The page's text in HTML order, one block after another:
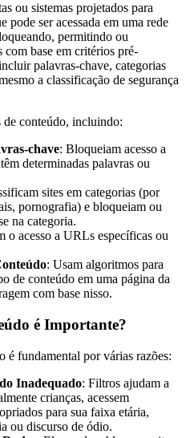
ou sistemas projetados para
ser acessada em uma rede
permitindo ou
com base em critérios pré-
palavras-chave, categorias
a classificação de segurança
conteúdo, incluindo:
chave: Bloqueiam acesso a
determinadas palavras ou
sites em categorias (por
pornografia) e bloqueiam ou
na categoria.
o acesso a URLs específicas ou
: Usam algoritmos para
de conteúdo em uma página da
com base nisso.
é Importante?
é fundamental por várias razões:
Inadequado: Filtros ajudam a
crianças, acessem
para sua faixa etária,
ou discurso de ódio.